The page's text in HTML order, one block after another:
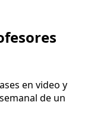
en video y
de un